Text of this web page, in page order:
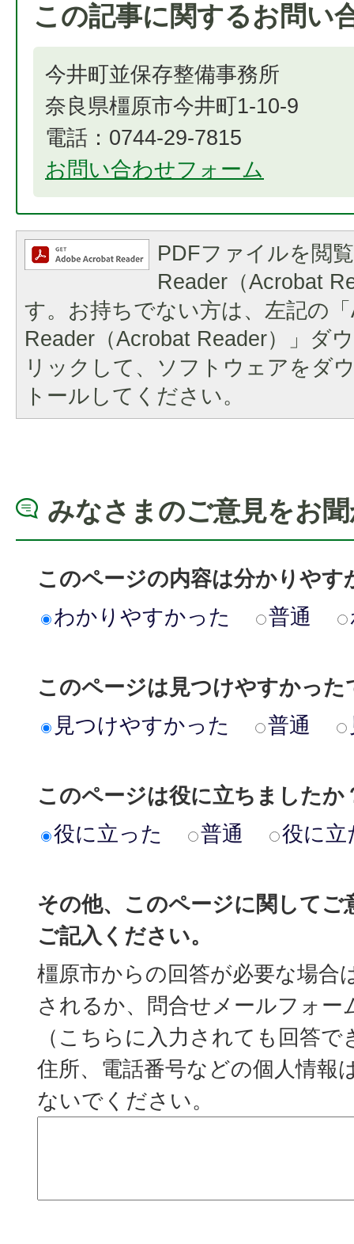
この記事に関するお問い
今井町並保存整備事務所
奈良県橿原市今井町1-10-9
電話：0744-29-7815
お問い合わせフォーム
PDFファイルを閲
Reader（Acrobat
す。お持ちでない方は、左記の
Reader（Acrobat Reader）」ダ
リックして、ソフトウェアをダ
トールしてください。
みなさまのご意見をお
このページの内容は分かりやす
わかりやすかった
普通
このページは見つけやすかった
見つけやすかった
普通
このページは役に立ちましたか
役に立った
普通 役に立
その他、このページに関してご
ご記入ください。
橿原市からの回答が必要な場合
されるか、問合せメールフォー
（こちらに入力されても回答
住所、電話番号などの個人情報
ないでください。